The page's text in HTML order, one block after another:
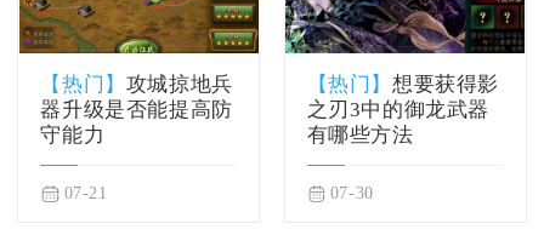
【热门】 攻城掠地兵
器升级是否能提高防
守能力
07-21
【热门】想要获得影
之刃3中的御龙武器
有哪些方法
07-30